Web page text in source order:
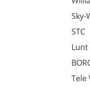
Sky-
STC
Lunt
Tele